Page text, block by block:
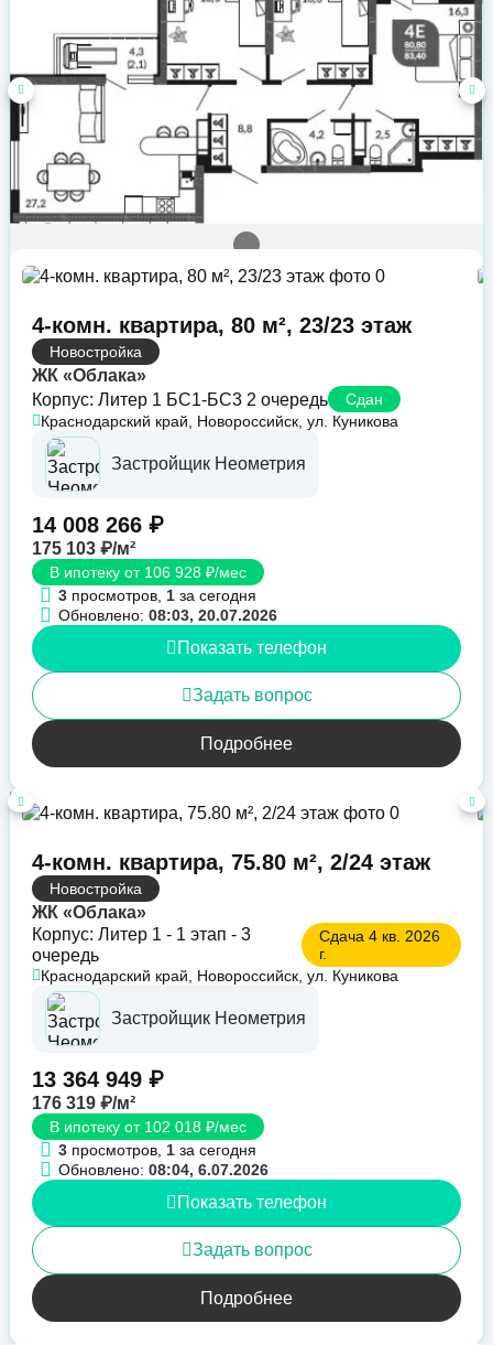
4-комн. квартира, 80 м², 23/23 этаж
Новостройка
ЖК «Облака»
Корпус: Литер 1 БС1-БС3 2 очередь
Сдан
Краснодарский край, Новороссийск, ул. Куникова
Застройщик Неометрия
14 008 266 ₽
175 103 ₽/м²
В ипотеку от 106 928 ₽/мес
3 просмотров, 1 за сегодня
Обновлено: 08:03, 20.07.2026
Показать телефон
Задать вопрос
Подробнее
4-комн. квартира, 75.80 м², 2/24 этаж
Новостройка
ЖК «Облака»
Корпус: Литер 1 - 1 этап - 3
очередь
Сдача 4 кв. 2026
г.
Краснодарский край, Новороссийск, ул. Куникова
Застройщик Неометрия
13 364 949 ₽
176 319 ₽/м²
В ипотеку от 102 018 ₽/мес
3 просмотров, 1 за сегодня
Обновлено: 08:04, 6.07.2026
Показать телефон
Задать вопрос
Подробнее